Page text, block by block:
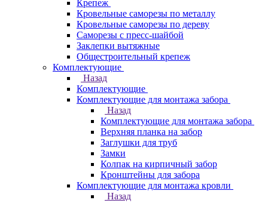
Крепеж
Кровельные саморезы по металлу
Кровельные саморезы по дереву
Саморезы с пресс-шайбой
Заклепки вытяжные
Общестроительный крепеж
Комплектующие
Назад
Комплектующие
Комплектующие для монтажа забора
Назад
Комплектующие для монтажа забора
Верхняя планка на забор
Заглушки для труб
Замки
Колпак на кирпичный забор
Кронштейны для забора
Комплектующие для монтажа кровли
Назад